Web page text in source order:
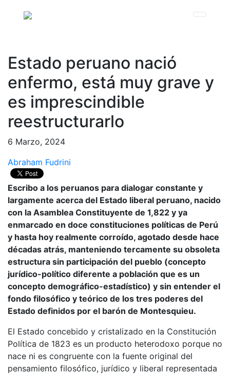
Estado peruano nació
enfermo, está muy grave y
es imprescindible
reestructurarlo
6 Marzo, 2024
Abraham Fudrini
Escribo a los peruanos para dialogar constante y
largamente acerca del Estado liberal peruano, nacido
con la Asamblea Constituyente de 1,822 y ya
enmarcado en doce constituciones políticas de Perú
y hasta hoy realmente corroído, agotado desde hace
décadas atrás, manteniendo tercamente su obsoleta
estructura sin participación del pueblo (concepto
jurídico-político diferente a población que es un
concepto demográfico-estadístico) y sin entender el
fondo filosófico y teórico de los tres poderes del
Estado definidos por el barón de Montesquieu.
El Estado concebido y cristalizado en la Constitución
Política de 1823 es un producto heterodoxo porque no
nace ni es congruente con la fuente original del
pensamiento filosófico, jurídico y liberal representada